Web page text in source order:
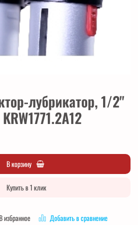
лубрикатор, 1/2"
В избранное Добавить в сравнение
В корзину
Купить в 1 клик